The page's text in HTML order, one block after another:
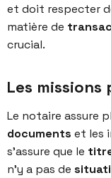
et doit respecter
matière de
crucial.
Les
Le notaire assure
documents et les
s’assure que le
n’y a pas de